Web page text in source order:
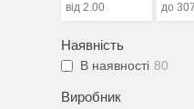
Наявність
В наявності 80
Виробник